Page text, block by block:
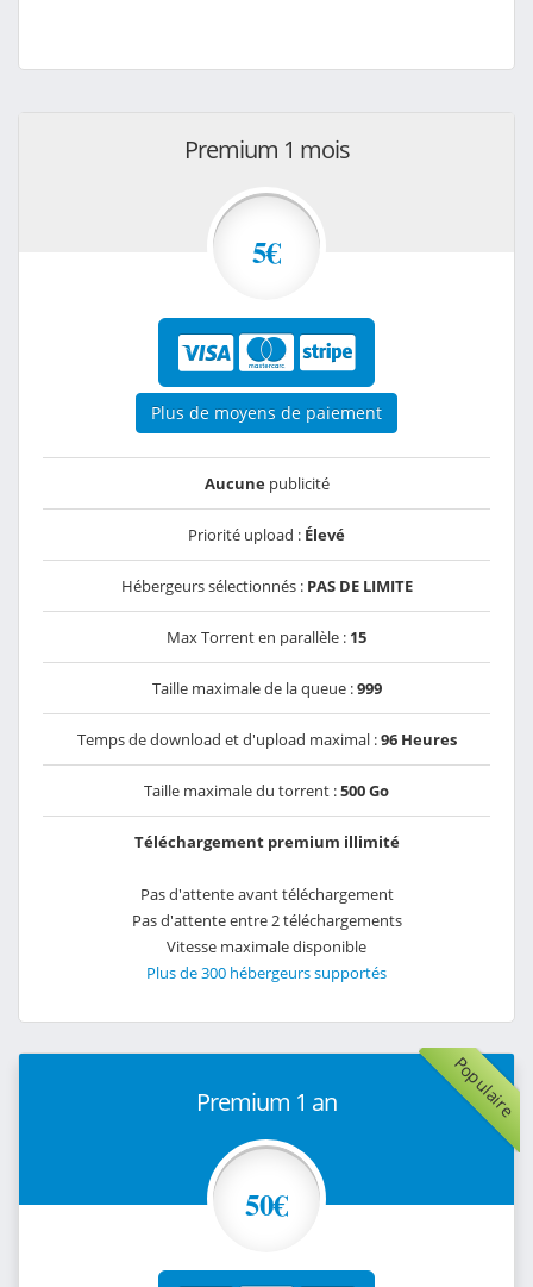
Premium 1 mois
5€
Plus de moyens de paiement
Aucunepublicité
Priorité upload : Élevé
Hébergeurs sélectionnés : PAS DE LIMITE
Max Torrent en parallèle : 15
Taille maximale de la queue :999
Temps de download et d'upload maximal :96 Heures
Taille maximale du torrent :500 Go
Téléchargement premium illimité
Pas d'attente avant téléchargement
Pas d'attente entre 2 téléchargements
Vitesse maximale disponible
Plus de 300 hébergeurs supportés
Populaire
Premium 1 an
50€